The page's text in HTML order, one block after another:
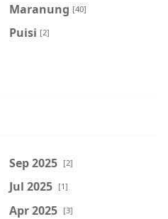
Maranung [40]
Puisi [2]
Sep 2025 [2]
Jul 2025 [1]
Apr 2025 [3]